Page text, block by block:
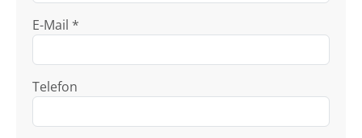
E-Mail *
Telefon